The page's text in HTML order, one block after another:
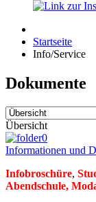
Startseite
Info/Service
Dokumente
Übersicht
Informationen und
Infobroschüre,
Abendschule,